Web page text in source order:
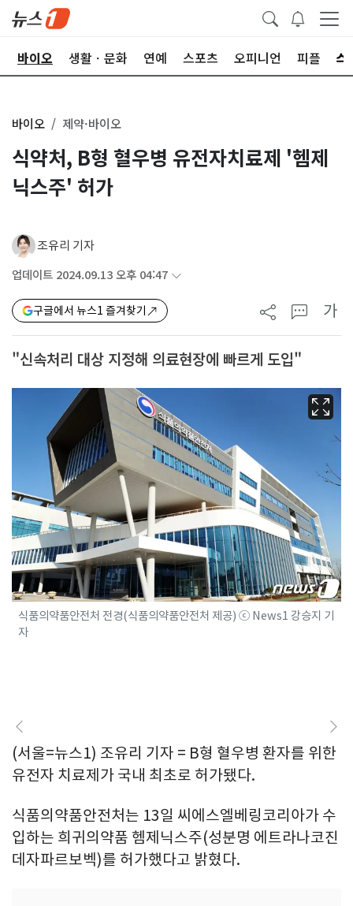
바이오 생활ㆍ문화 연예 스포츠 오피니언 피플
바이오 제약·바이오
식약처, B형 혈우병 유전자치료제 '헴제
닉스주' 허가
조유리 기자
업데이트 2024.09.13 오후 04:47
구글에서 뉴스1 즐겨찾기 가
"신속처리 대상 지정해 의료현장에 빠르게 도입"
식품의약품안전처 전경(식품의약품안전처 제공) ⓒ News1 강승지 기
자
(서울=뉴스1) 조유리 기자 = B형 혈우병 환자를 위한
유전자 치료제가 국내 최초로 허가됐다.
식품의약품안전처는 13일 씨에스엘베링코리아가 수
입하는 희귀의약품 헴제닉스주(성분명 에트라나코진
데자파르보벡)를 허가했다고 밝혔다.